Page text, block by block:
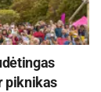
piknikas